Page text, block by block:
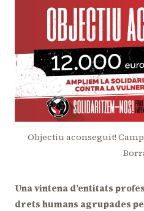
Objectiu aconseguit!
Una vintena d’entitats
drets humans agrupades